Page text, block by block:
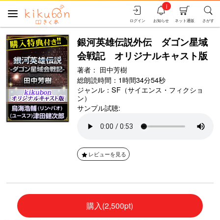
さがす
ネット通販
お知らせ
i
ログイン
銀河英雄伝説外伝 ダゴン星域
会戦記 オリジナルキャスト版
著者： 田中芳樹
総朗読時間：1時間34分54秒
ジャンル： SF（サイエンス・フィクショ
ン）
サンプル試聴:
レビューを見る
購入(2,500pt)